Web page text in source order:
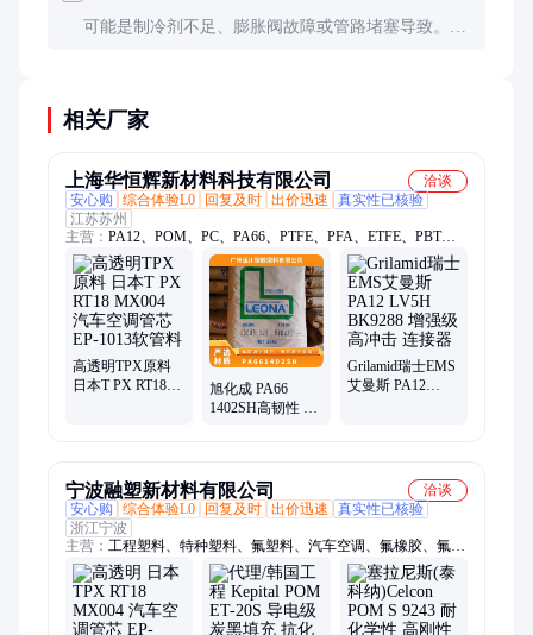
可能是制冷剂不足、膨胀阀故障或管路堵塞导致。需
相关厂家
上海华恒辉新材料科技有限公司
洽谈
安心购
综合体验L0 回复及时 出价迅速
真实性已核验
江苏苏州
主营： PA12、POM、PC、PA66、PTFE、PFA、ETFE、PBT、
TPEE、PA11、TPV、EVA、PPSU
高透明TPX原料
日本T PX RT18
旭化成 PA66
1402SH高韧性 阻
Grilamid瑞士EMS
艾曼斯 PA12
宁波融塑新材料有限公司
洽谈
安心购
综合体验L0 回复及时 出价迅速
真实性已核验
浙江宁波
主营： 工程塑料、特种塑料、氟塑料、汽车空调、氟橡胶、氟硅
胶、热塑性弹性体